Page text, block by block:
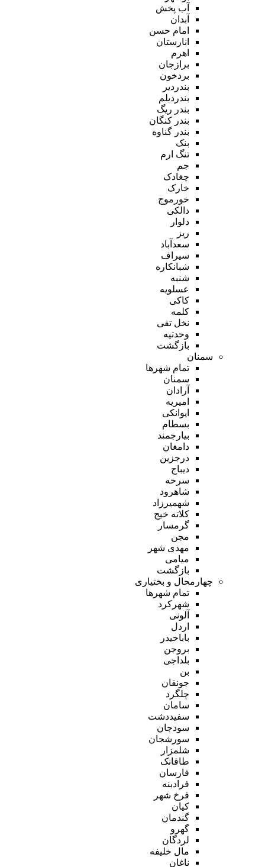
آب پخش
آبدان
امام حسن
انارستان
اهرم
برازجان
بردخون
بندردیر
بندردیلم
بندر ریگ
بندر کنگان
بندر گناوه
بنک
تنگ ارم
جم
چغادک
خارک
خورموج
دالکی
دلوار
ریز
سعدآباد
سیراف
شبانکاره
شنبه
عسلویه
کاکی
کلمه
نخل تقی
وحدتیه
بازگشت
سمنان
تمام شهر‌ها
سمنان
آرادان
امیریه
ایوانکی
بسطام
بیارجمند
دامغان
درجزین
دیباج
سرخه
شاهرود
شهمیرزاد
کلاته خیج
گرمسار
مجن
مهدی شهر
میامی
بازگشت
چهارمحال و بختیاری
تمام شهر‌ها
شهرکرد
آلونی
اردل
باباحیدر
بروجن
بلداجی
بن
جونقان
چلگرد
سامان
سفیددشت
سودجان
سورشجان
شلمزار
طاقانک
فارسان
فرادبنه
فرخ شهر
کیان
گندمان
گهرو
لردگان
مال خلیفه
ناغان